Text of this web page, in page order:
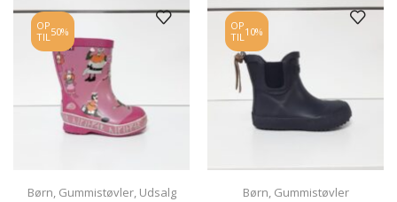
OP
TIL50%
Børn, Gummistøvler, Udsalg
OP
TIL10%
Børn, Gummistøvler